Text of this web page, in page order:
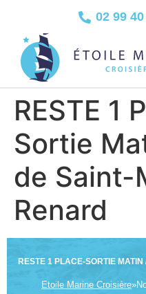
02 99
RESTE 1
Sortie
de Saint-
Renard
RESTE 1 PLACE-SORTIE
Etoile Marine Croisière»